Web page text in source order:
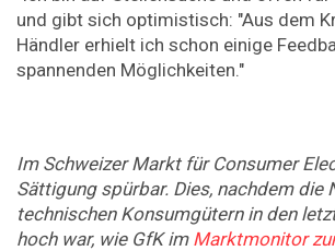
und gibt sich optimistisch: "Aus dem
Händler erhielt ich schon einige
spannenden Möglichkeiten."
Im Schweizer Markt für Consumer
Sättigung spürbar. Dies, nachdem die
technischen Konsumgütern in den
hoch war, wie GfK im Marktmonitor